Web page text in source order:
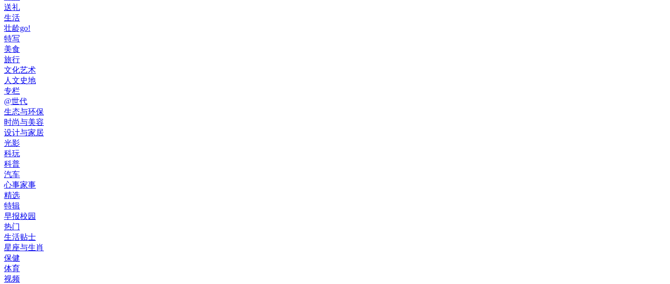
送礼
生活
壮龄go!
特写
美食
旅行
文化艺术
人文史地
专栏
@世代
生态与环保
时尚与美容
设计与家居
光影
科玩
科普
汽车
心事家事
精选
特辑
早报校园
热门
生活贴士
星座与生肖
保健
体育
视频